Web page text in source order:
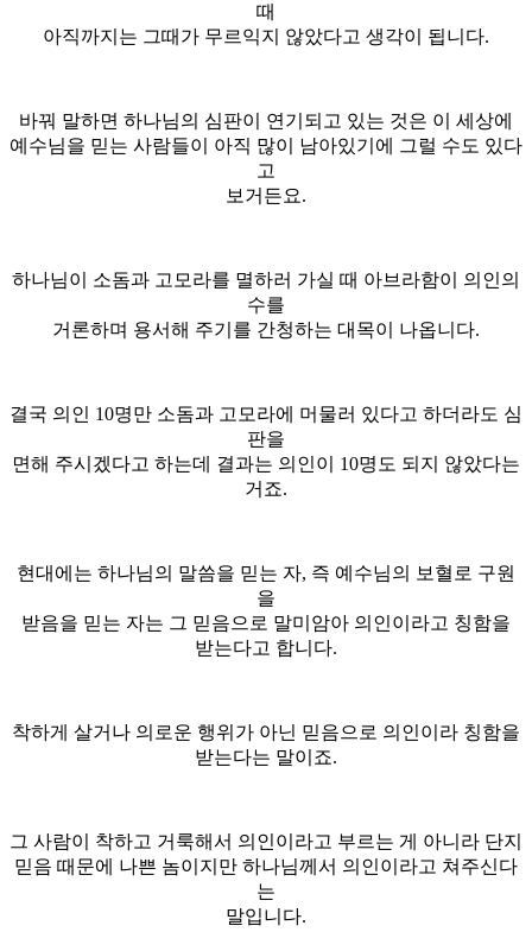
때
아직까지는 그때가 무르익지 않았다고 생각이 됩니다.
바꿔 말하면 하나님의 심판이 연기되고 있는 것은 이 세상에
예수님을 믿는 사람들이 아직 많이 남아있기에 그럴 수도 있다
고
보거든요.
하나님이 소돔과 고모라를 멸하러 가실 때 아브라함이 의인의
수를
거론하며 용서해 주기를 간청하는 대목이 나옵니다.
결국 의인 10명만 소돔과 고모라에 머물러 있다고 하더라도 심
판을
면해 주시겠다고 하는데 결과는 의인이 10명도 되지 않았다는
거죠.
현대에는 하나님의 말씀을 믿는 자, 즉 예수님의 보혈로 구원
을
받음을 믿는 자는 그 믿음으로 말미암아 의인이라고 칭함을
받는다고 합니다.
착하게 살거나 의로운 행위가 아닌 믿음으로 의인이라 칭함을
받는다는 말이죠.
그 사람이 착하고 거룩해서 의인이라고 부르는 게 아니라 단지
믿음 때문에 나쁜 놈이지만 하나님께서 의인이라고 쳐주신다
는
말입니다.